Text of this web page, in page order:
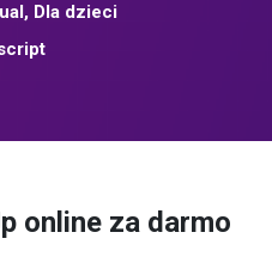
, Dla dzieci
online za darmo